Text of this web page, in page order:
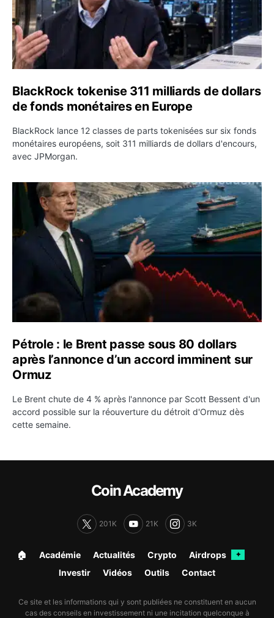
BlackRock tokenise 311 milliards de dollars
de fonds monétaires en Europe
BlackRock lance 12 classes de parts tokenisées sur six fonds
monétaires européens, soit 311 milliards de dollars d'encours,
avec JPMorgan.
Pétrole : le Brent passe sous 80 dollars après
Pétrole : le Brent passe sous 80 dollars
après l’annonce d’un accord imminent sur
Ormuz
Le Brent chute de 4 % après l'annonce par Scott Bessent d'un
accord possible sur la réouverture du détroit d'Ormuz dès
cette semaine.
Coin Academy
201K 21K 3K
🏠︎ Académie Actualités Crypto Airdrops ✦
Investir Vidéos Outils Contact
Ce site et les informations qui y sont publiées ne constituent en aucun
cas des conseils en investissement ni une incitation quelconque à